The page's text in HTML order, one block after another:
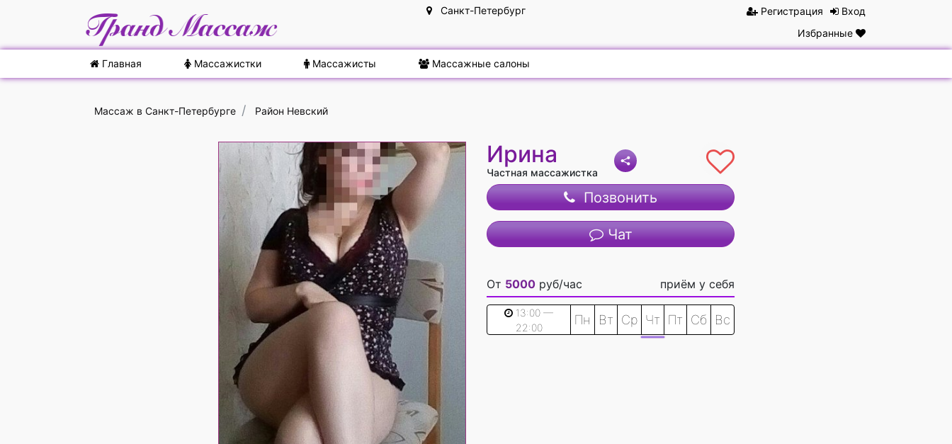
Санкт-Петербург Вход
Регистрация
Избранные
Главная Массажистки Массажисты Массажные салоны
Массаж в Санкт-Петербурге Район Невский
Ирина
Частная массажистка
Позвонить
Чат
От 5000 руб/час приём у себя
13:00 —
22:00
Пн Вт Ср Чт Пт Сб Вс